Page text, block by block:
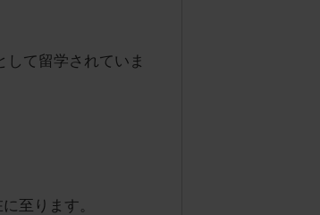
て留学されていま
至ります。